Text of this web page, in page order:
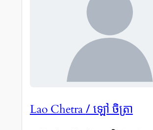
Lao Chetra/ ឡៅ ចិត្រា